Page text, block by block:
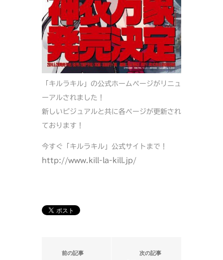
「キルラキル」の公式ホームページがリニュ
ーアルされました！
新しいビジュアルと共に各ページが更新され
ております！
今すぐ「キルラキル」公式サイトまで！
http://www.kill-la-kill.jp/
前の記事 次の記事